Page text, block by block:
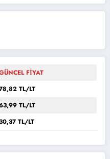
FİYAT
TL/LT
TL/LT
TL/LT